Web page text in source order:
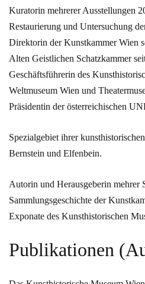
Kuratorin mehrerer Ausstellungen
Restaurierung und Untersuchung
Direktorin der Kunstkammer Wien
Alten Geistlichen Schatzkammer
Geschäftsführerin des
Weltmuseum Wien und
Präsidentin der österreichischen
Spezialgebiet ihrer
Bernstein und Elfenbein.
Autorin und Herausgeberin mehrer
Sammlungsgeschichte der
Exponate des Kunsthistorischen
Publikationen